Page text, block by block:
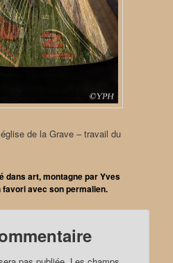
de la Grave – travail du
dansart,montagneparYves
favori avec sonpermalien.